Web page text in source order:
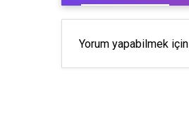
Yorum yapabilmek için